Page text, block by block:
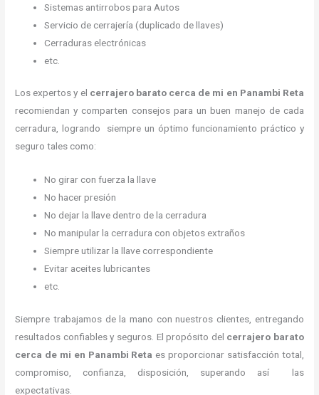
Sistemas antirrobos para Autos
Servicio de cerrajería (duplicado de llaves)
Cerraduras electrónicas
etc.
Los expertos y el cerrajero barato cerca de mi en Panambi Reta
recomiendan y comparten consejos para un buen manejo de cada
cerradura, logrando siempre un óptimo funcionamiento práctico y
seguro tales como:
No girar con fuerza la llave
No hacer presión
No dejar la llave dentro de la cerradura
No manipular la cerradura con objetos extraños
Siempre utilizar la llave correspondiente
Evitar aceites lubricantes
etc.
Siempre trabajamos de la mano con nuestros clientes, entregando
resultados confiables y seguros. El propósito del cerrajero barato
cerca de mi en Panambi Reta es proporcionar satisfacción total,
compromiso, confianza, disposición, superando así las
expectativas.